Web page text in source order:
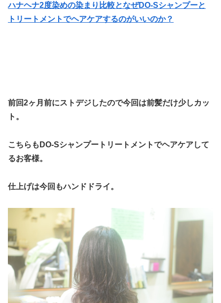
ハナヘナ2度染めの染まり比較となぜDO-Sシャンプーと
トリートメントでヘアケアするのがいいのか？
前回2ヶ月前にストデジしたので今回は前髪だけ少しカッ
ト。
こちらもDO-Sシャンプートリートメントでヘアケアして
るお客様。
仕上げは今回もハンドドライ。